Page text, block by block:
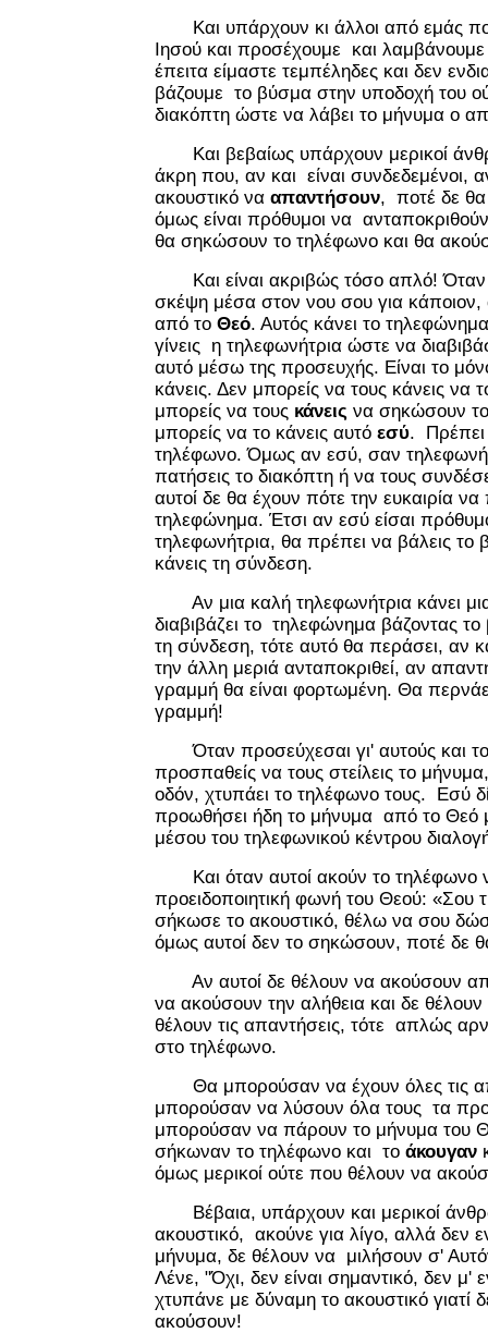
Και υπάρχουν κι άλλοι από εμάς
Ιησού και προσέχουμε και
έπειτα είμαστε τεμπέληδες και δεν
βάζουμε το βύσμα στην υποδοχή του
διακόπτη ώστε να λάβει το μήνυμα ο
Και βεβαίως υπάρχουν μερικοί
άκρη που, αν και είναι συνδεδεμένοι,
ακουστικό να απαντήσουν, ποτέ δε
όμως είναι πρόθυμοι να ανταποκριθούν
θα σηκώσουν το τηλέφωνο και θα
Και είναι ακριβώς τόσο απλό! Όταν
σκέψη μέσα στον νου σου για κάποιον,
από το Θεό. Αυτός κάνει το
γίνεις η τηλεφωνήτρια ώστε να
αυτό μέσω της προσευχής. Είναι το
κάνεις. Δεν μπορείς να τους κάνεις να
μπορείς να τους κάνεις να σηκώσουν
μπορείς να το κάνεις αυτό εσύ.
τηλέφωνο. Όμως αν εσύ, σαν
πατήσεις το διακόπτη ή να τους
αυτοί δε θα έχουν πότε την ευκαιρία
τηλεφώνημα. Έτσι αν εσύ είσαι
τηλεφωνήτρια, θα πρέπει να βάλεις
κάνεις τη σύνδεση.
Αν μια καλή τηλεφωνήτρια κάνει
διαβιβάζει το τηλεφώνημα βάζοντας
τη σύνδεση, τότε αυτό θα περάσει, αν
την άλλη μεριά ανταποκριθεί, αν
γραμμή θα είναι φορτωμένη. Θα
γραμμή!
Όταν προσεύχεσαι γι' αυτούς και
προσπαθείς να τους στείλεις το
οδόν, χτυπάει το τηλέφωνο τους. Εσύ
προωθήσει ήδη το μήνυμα από το Θεό
μέσου του τηλεφωνικού κέντρου
Και όταν αυτοί ακούν το τηλέφωνο
προειδοποιητική φωνή του Θεού:
σήκωσε το ακουστικό, θέλω να σου
όμως αυτοί δεν το σηκώσουν, ποτέ δε
Αν αυτοί δε θέλουν να ακούσουν
να ακούσουν την αλήθεια και δε
θέλουν τις απαντήσεις, τότε απλώς
στο τηλέφωνο.
Θα μπορούσαν να έχουν όλες τις
μπορούσαν να λύσουν όλα τους τα
μπορούσαν να πάρουν το μήνυμα του
σήκωναν το τηλέφωνο και το άκουγαν
όμως μερικοί ούτε που θέλουν να
Βέβαια, υπάρχουν και μερικοί
ακουστικό, ακούνε για λίγο, αλλά δεν
μήνυμα, δε θέλουν να μιλήσουν σ'
Λένε, "Όχι, δεν είναι σημαντικό, δεν μ'
χτυπάνε με δύναμη το ακουστικό γιατί
ακούσουν!